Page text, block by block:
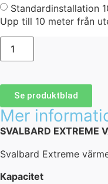
Standardinstallation
Upp till 10 meter från
Se produktblad
Mer
SVALBARD EXTREME
Svalbard Extreme
Kapacitet